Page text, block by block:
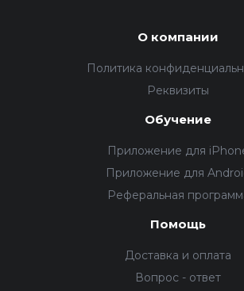
О компании
Политика
Реквизиты
Обучение
Приложение для
Приложение для
Реферальная
Помощь
Доставка и оплата
Вопрос - ответ